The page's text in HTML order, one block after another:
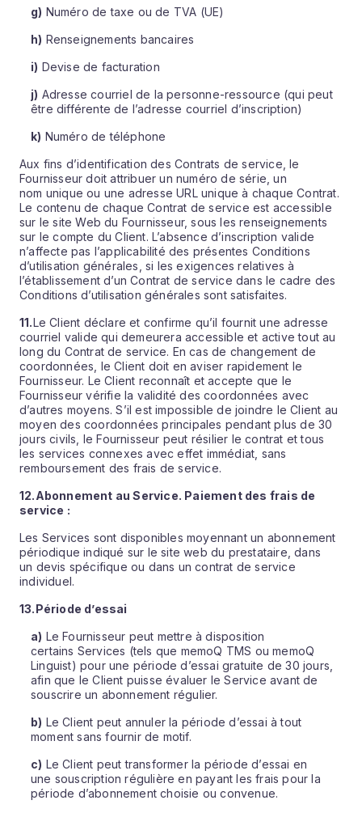
g) Numéro de taxe ou de TVA (UE)
h) Renseignements bancaires
i) Devise de facturation
j) Adresse courriel de la personne-ressource (qui peut
être différente de l’adresse courriel d’inscription)
k) Numéro de téléphone
Aux fins d’identification des Contrats de service, le
Fournisseur doit attribuer un numéro de série, un
nom unique ou une adresse URL unique à chaque Contrat.
Le contenu de chaque Contrat de service est accessible
sur le site Web du Fournisseur, sous les renseignements
sur le compte du Client. L’absence d’inscription valide
n’affecte pas l’applicabilité des présentes Conditions
d’utilisation générales, si les exigences relatives à
l’établissement d’un Contrat de service dans le cadre des
Conditions d’utilisation générales sont satisfaites.
11.Le Client déclare et confirme qu’il fournit une adresse
courriel valide qui demeurera accessible et active tout au
long du Contrat de service. En cas de changement de
coordonnées, le Client doit en aviser rapidement le
Fournisseur. Le Client reconnaît et accepte que le
Fournisseur vérifie la validité des coordonnées avec
d’autres moyens. S’il est impossible de joindre le Client au
moyen des coordonnées principales pendant plus de 30
jours civils, le Fournisseur peut résilier le contrat et tous
les services connexes avec effet immédiat, sans
remboursement des frais de service.
12.Abonnement au Service. Paiement des frais de
service :
Les Services sont disponibles moyennant un abonnement
périodique indiqué sur le site web du prestataire, dans
un devis spécifique ou dans un contrat de service
individuel.
13.Période d’essai
a) Le Fournisseur peut mettre à disposition
certains Services (tels que memoQ TMS ou memoQ
Linguist) pour une période d’essai gratuite de 30 jours,
afin que le Client puisse évaluer le Service avant de
souscrire un abonnement régulier.
b) Le Client peut annuler la période d’essai à tout
moment sans fournir de motif.
c) Le Client peut transformer la période d’essai en
une souscription régulière en payant les frais pour la
période d’abonnement choisie ou convenue.